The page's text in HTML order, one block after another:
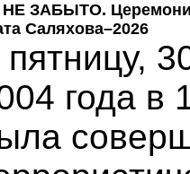
ЗАБЫТО.
Саляхова–2026
пятницу,
года в